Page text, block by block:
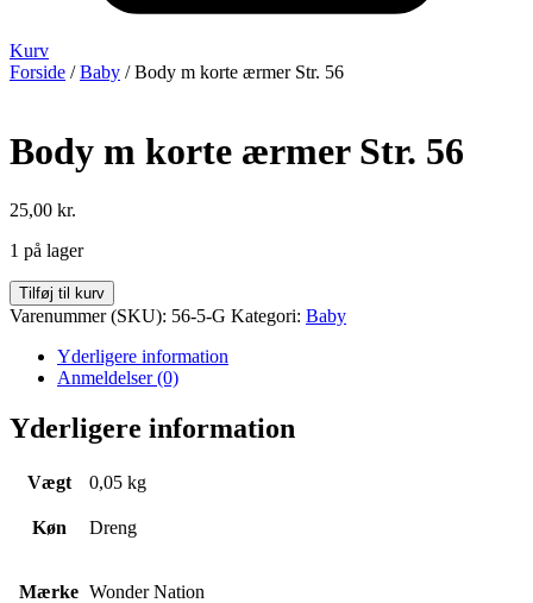
Kurv
Forside /Baby / Body m korte ærmer Str. 56
Body m korte ærmer Str. 56
25,00 kr.
1 på lager
Body
m
ærmer
antal
Tilføj til kurv
Varenummer (SKU): 56-5-G Kategori: Baby
Yderligere information
Anmeldelser (0)
Yderligere information
Vægt 0,05 kg
Køn Dreng
Mærke Wonder Nation